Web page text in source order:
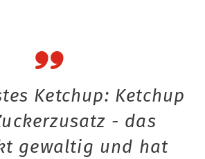
Ketchup: Ketchup
- das
gewaltig und hat